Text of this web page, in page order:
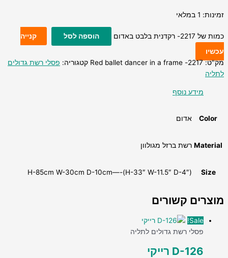
זמינות: 1 במלאי
כמות של 2217- רקדנית בלבט באדום הוספה לסל
קנייה
עכשיו
מק"ט:2217- Red ballet dancer in a frame קטגוריה: פסלי רשת גדולים
לתליה
מידע נוסף
Color אדום
Material רשת ברזל מגולוון
Size
H-85cm W-30cm D-10cm—-(H-33″ W-11.5″ D-4″)
מוצרים קשורים
Sale!
פסלי רשת גדולים לתליה
D-126 רייקי